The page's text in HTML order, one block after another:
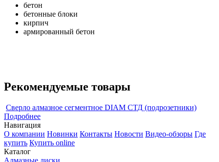
бетон
бетонные блоки
кирпич
армированный бетон
Рекомендуемые товары
Сверло алмазное сегментное DIAM СТД (подрозетники)
Подробнее
Навигация
О компании Новинки Контакты Новости Видео-обзоры Где
купить Купить online
Каталог
Алмазные диски